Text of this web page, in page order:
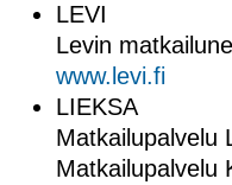
LEVI
Levin
www.levi.fi
LIEKSA
Matkailupalvelu
Matkailupalvelu